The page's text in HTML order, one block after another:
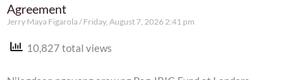
Agreement
Jerry Maya Figarola Friday, August 7, 2026 2:41 pm
10,827 total views